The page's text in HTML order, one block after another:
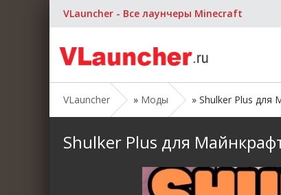
VLauncher - Все лаунчеры Minecraft
VLauncher » Моды » Shulker Plus для
Shulker Plus для